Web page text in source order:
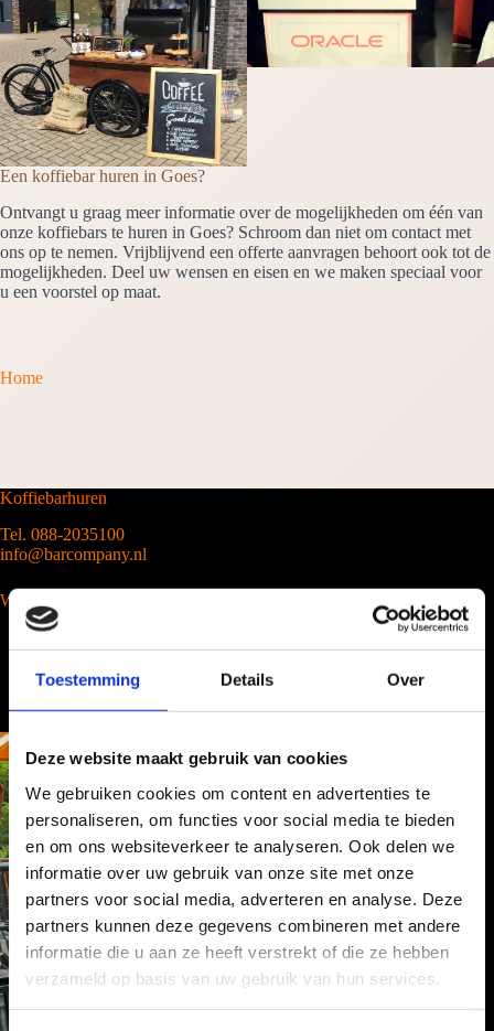
Toestemming Details Over
Deze website maakt gebruik van cookies
We gebruiken cookies om content en advertenties te
personaliseren, om functies voor social media te bieden
en om ons websiteverkeer te analyseren. Ook delen we
informatie over uw gebruik van onze site met onze
partners voor social media, adverteren en analyse. Deze
partners kunnen deze gegevens combineren met andere
informatie die u aan ze heeft verstrekt of die ze hebben
verzameld op basis van uw gebruik van hun services.
Een koffiebar huren in Goes?
Ontvangt u graag meer informatie over de mogelijkheden om één van
onze koffiebars te huren in Goes? Schroom dan niet om contact met
ons op te nemen. Vrijblijvend een offerte aanvragen behoort ook tot de
mogelijkheden. Deel uw wensen en eisen en we maken speciaal voor
u een voorstel op maat.
Home
Koffiebarhuren
Tel. 088-2035100
info@barcompany.nl
Wij werken landelijk